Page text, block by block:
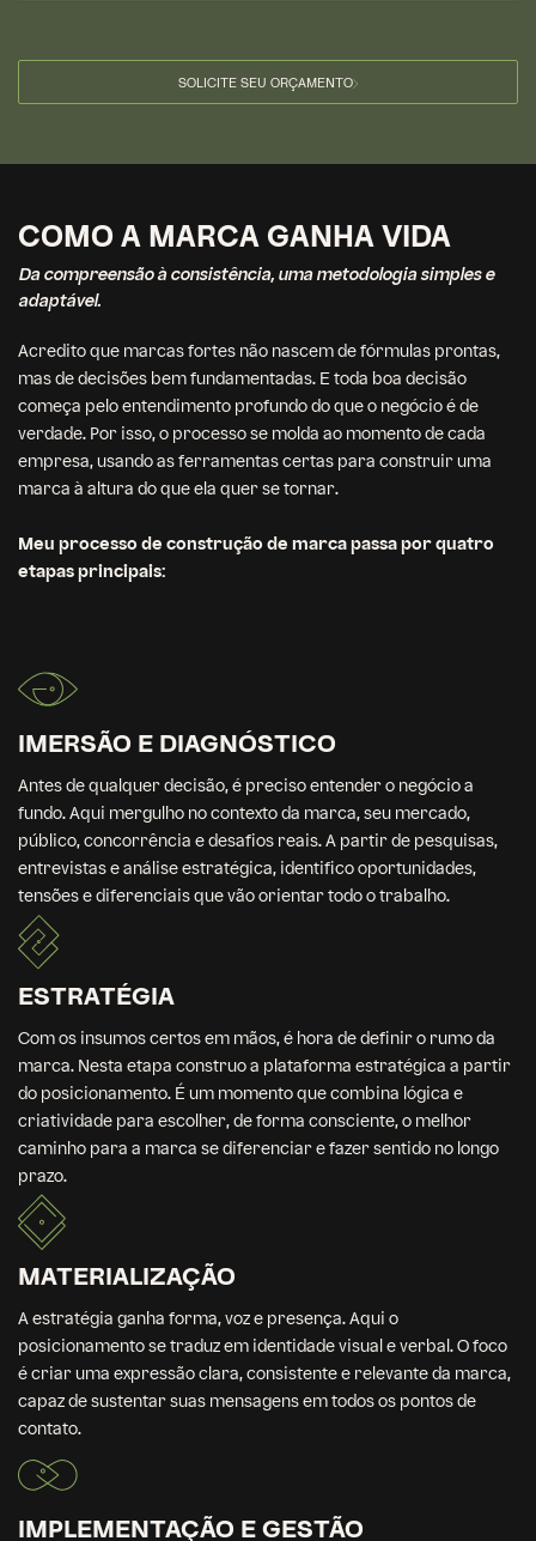
SOLICITE SEU ORÇAMENTO
COMO A MARCA GANHA VIDA
Da compreensão à consistência, uma metodologia simples e
adaptável.
Acredito que marcas fortes não nascem de fórmulas prontas,
mas de decisões bem fundamentadas. E toda boa decisão
começa pelo entendimento profundo do que o negócio é de
verdade. Por isso, o processo se molda ao momento de cada
empresa, usando as ferramentas certas para construir uma
marca à altura do que ela quer se tornar.
Meu processo de construção de marca passa por quatro
etapas principais:
IMERSÃO E DIAGNÓSTICO
Antes de qualquer decisão, é preciso entender o negócio a
fundo. Aqui mergulho no contexto da marca, seu mercado,
público, concorrência e desafios reais. A partir de pesquisas,
entrevistas e análise estratégica, identifico oportunidades,
tensões e diferenciais que vão orientar todo o trabalho.
ESTRATÉGIA
Com os insumos certos em mãos, é hora de definir o rumo da
marca. Nesta etapa construo a plataforma estratégica a partir
do posicionamento. É um momento que combina lógica e
criatividade para escolher, de forma consciente, o melhor
caminho para a marca se diferenciar e fazer sentido no longo
prazo.
MATERIALIZAÇÃO
A estratégia ganha forma, voz e presença. Aqui o
posicionamento se traduz em identidade visual e verbal. O foco
é criar uma expressão clara, consistente e relevante da marca,
capaz de sustentar suas mensagens em todos os pontos de
contato.
IMPLEMENTAÇÃO E GESTÃO